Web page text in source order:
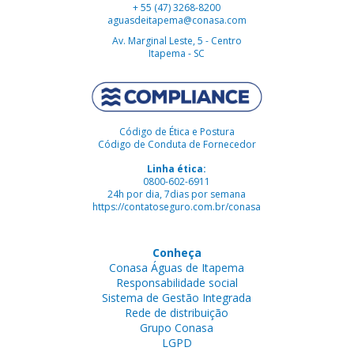
+ 55 (47) 3268-8200
aguasdeitapema@conasa.com
Av. Marginal Leste, 5 - Centro
Itapema - SC
Código de Ética e Postura
Código de Conduta de Fornecedor
Linha ética:
0800-602-6911
24h por dia, 7dias por semana
https://contatoseguro.com.br/conasa
Conheça
Conasa Águas de Itapema
Responsabilidade social
Sistema de Gestão Integrada
Rede de distribuição
Grupo Conasa
LGPD